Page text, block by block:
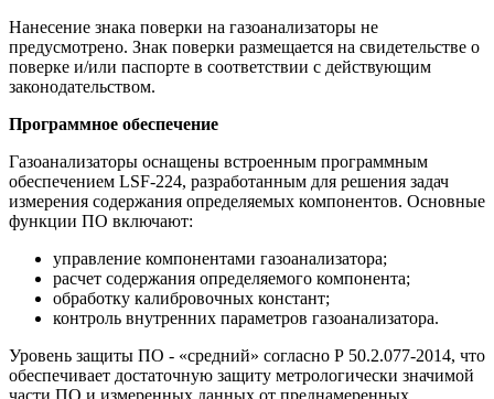
Нанесение знака поверки на газоанализаторы не
предусмотрено. Знак поверки размещается на свидетельстве о
поверке и/или паспорте в соответствии с действующим
законодательством.
Программное обеспечение
Газоанализаторы оснащены встроенным программным
обеспечением LSF-224, разработанным для решения задач
измерения содержания определяемых компонентов. Основные
функции ПО включают:
управление компонентами газоанализатора;
расчет содержания определяемого компонента;
обработку калибровочных констант;
контроль внутренних параметров газоанализатора.
Уровень защиты ПО - «средний» согласно Р 50.2.077-2014, что
обеспечивает достаточную защиту метрологически значимой
части ПО и измеренных данных от преднамеренных